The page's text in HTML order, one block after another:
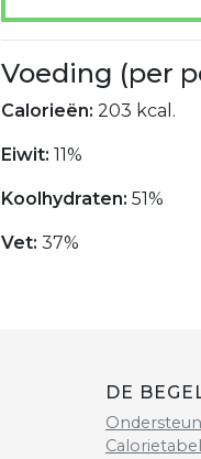
Voeding (per
Calorieën: 203 kcal.
Eiwit: 11%
Koolhydraten: 51%
Vet: 37%
DE
Calorietabel